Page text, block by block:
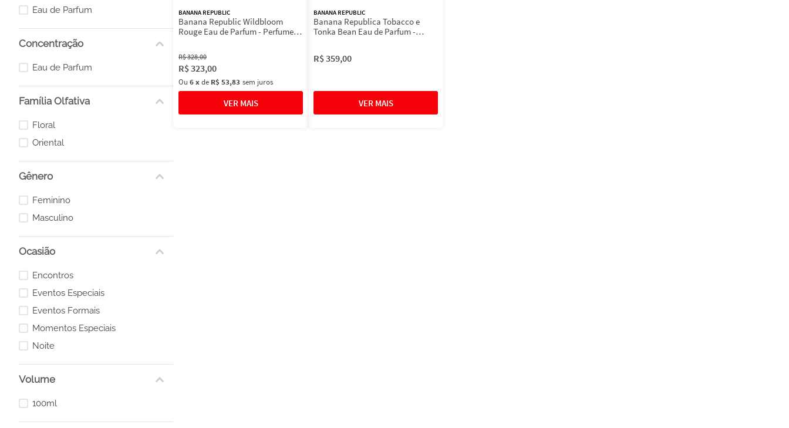
Eau de Parfum
Concentração
Eau de Parfum
Família Olfativa
Floral
Oriental
Gênero
Feminino
Masculino
Ocasião
Encontros
Eventos Especiais
Eventos Formais
Momentos Especiais
Noite
Volume
100ml
BANANA REPUBLIC
Banana Republic Wildbloom
Rouge Eau de Parfum - Perfume
R$328,00
R$323,00
Ou 6xde R$ 53,83 sem juros
BANANA REPUBLIC
Banana Republica Tobacco e
Tonka Bean Eau de Parfum -
R$359,00